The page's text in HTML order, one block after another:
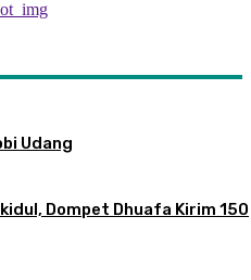
Udang
Dompet Dhuafa Kirim 150